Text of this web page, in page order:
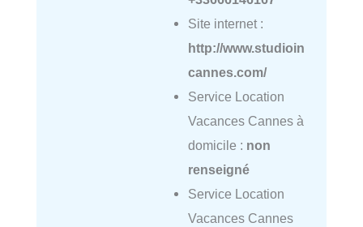
Site internet :
http://www.studioin
cannes.com/
Service Location
Vacances Cannes à
domicile : non
renseigné
Service Location
Vacances Cannes